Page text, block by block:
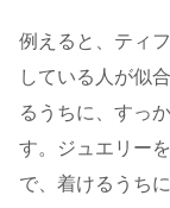
例えると、ティ
している人が似
るうちに、すっ
す。ジュエリー
で、着けるうち